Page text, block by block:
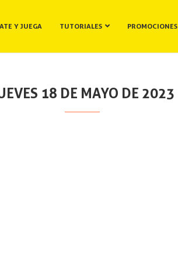
Y JUEGA TUTORIALES PROMOCIONES
18 DE MAYO DE 2023